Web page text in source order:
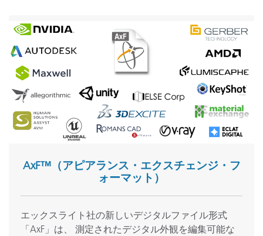
AxF™（アピアランス・エクスチェンジ・フ
ォーマット）
エックスライト社の新しいデジタルファイル形式
「AxF」は、 測定されたデジタル外観を編集可能な